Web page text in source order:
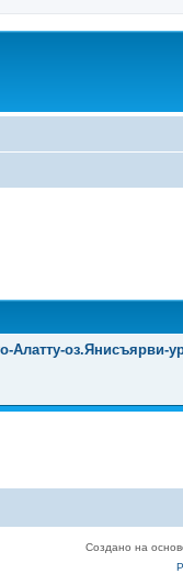
Алатту-оз.Янисъярви-
Создано на